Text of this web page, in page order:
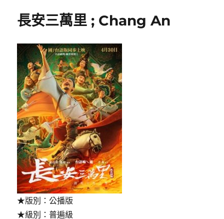
長安三萬里 ; Chang An
★版別：公播版
★級別：普遍級